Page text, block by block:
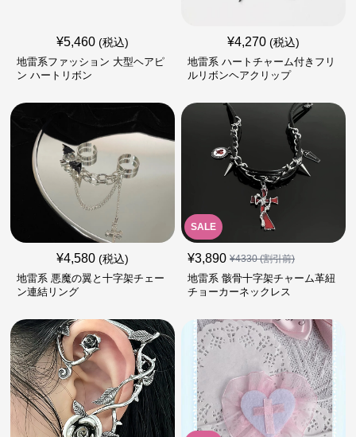
¥5,460 (税込)
地雷系ファッション 大型ヘアピ
ン ハートリボン
¥4,270 (税込)
地雷系 ハートチャーム付きフリ
ルリボンヘアクリップ
¥4,580 (税込)
地雷系 悪魔の翼と十字架チェー
ン連結リング
SALE
¥3,890 ¥4330(割引前)
地雷系 骸骨十字架チャーム革紐
チョーカーネックレス